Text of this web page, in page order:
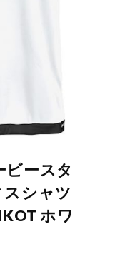
ビースタ
シャツ
ホワ